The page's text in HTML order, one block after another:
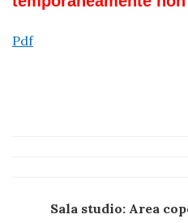
Pdf
Sala studio: Area